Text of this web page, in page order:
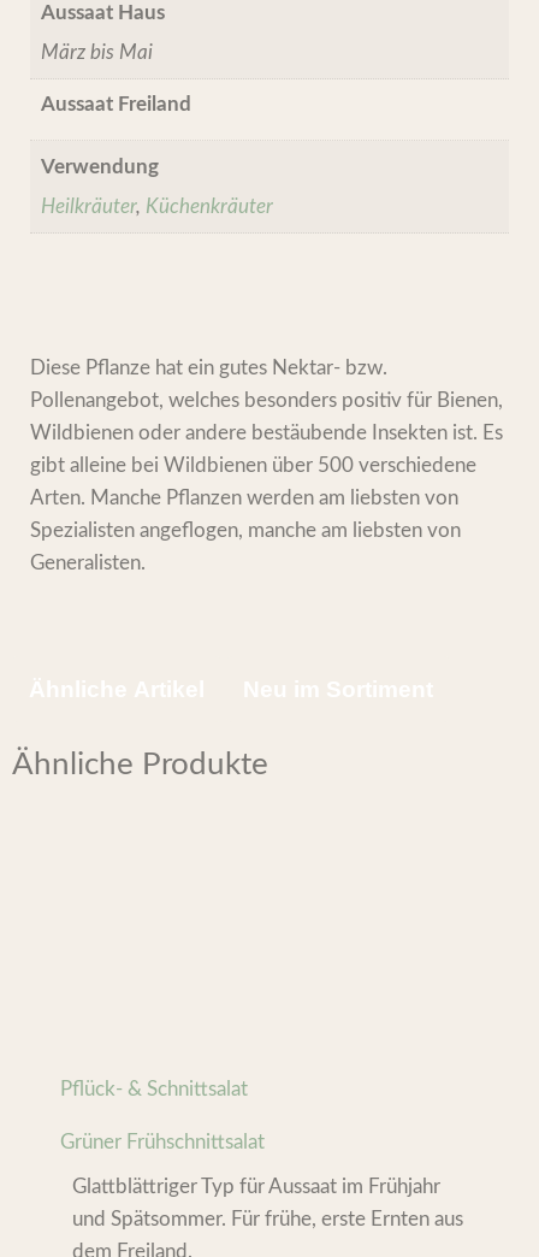
Aussaat Haus
März bis Mai
Aussaat Freiland
Verwendung
Heilkräuter, Küchenkräuter
Diese Pflanze hat ein gutes Nektar- bzw.
Pollenangebot, welches besonders positiv für Bienen,
Wildbienen oder andere bestäubende Insekten ist. Es
gibt alleine bei Wildbienen über 500 verschiedene
Arten. Manche Pflanzen werden am liebsten von
Spezialisten angeflogen, manche am liebsten von
Generalisten.
Ähnliche Produkte
Pflück- & Schnittsalat
Grüner Frühschnittsalat
Glattblättriger Typ für Aussaat im Frühjahr
und Spätsommer. Für frühe, erste Ernten aus
dem Freiland.